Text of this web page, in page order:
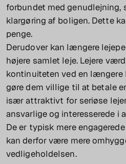
forbundet med genudlejning,
klargøring af boligen. Dette
penge.
Derudover kan længere
højere samlet leje. Lejere
kontinuiteten ved en længere
gøre dem villige til at betale
især attraktivt for seriøse
ansvarlige og interesserede i
De er typisk mere
kan derfor være mere
vedligeholdelsen.